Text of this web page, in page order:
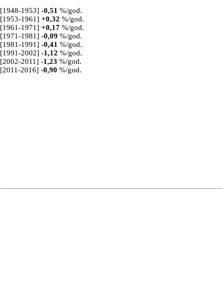
[1948-1953] -0,51 %/god.
[1953-1961] +0,32 %/god.
[1961-1971] +0,17 %/god.
[1971-1981] -0,09 %/god.
[1981-1991] -0,41 %/god.
[1991-2002] -1,12 %/god.
[2002-2011] -1,23 %/god.
[2011-2016] -0,90 %/god.